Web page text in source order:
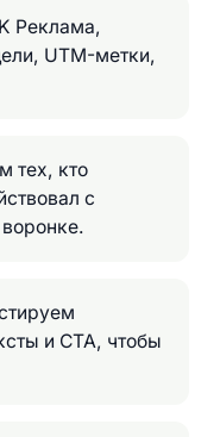
Реклама,
UTM-метки,
тех, кто
с
и CTA, чтобы